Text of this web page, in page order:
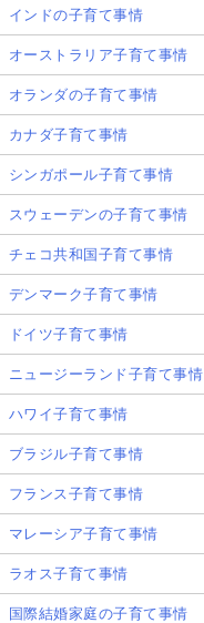
インドの子育て事情
オーストラリア子育て事情
オランダの子育て事情
カナダ子育て事情
シンガポール子育て事情
スウェーデンの子育て事情
チェコ共和国子育て事情
デンマーク子育て事情
ドイツ子育て事情
ニュージーランド子育て事情
ハワイ子育て事情
ブラジル子育て事情
フランス子育て事情
マレーシア子育て事情
ラオス子育て事情
国際結婚家庭の子育て事情